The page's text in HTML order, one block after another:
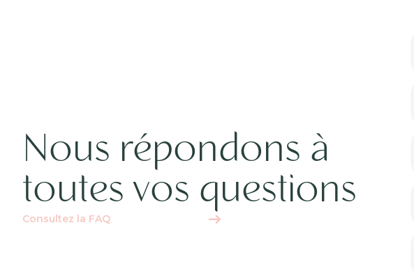
Nous répondons à
toutes vos questions
Consultez la FAQ